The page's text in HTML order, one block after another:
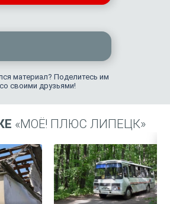
материал? Поделитесь им
со своими друзьями!
«МОЁ! ПЛЮС ЛИПЕЦК»